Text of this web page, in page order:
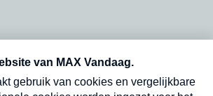
vrijdag- en dinsdagochtend in